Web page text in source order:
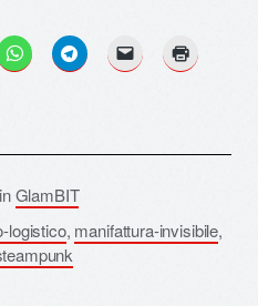
GlamBIT
logistico, manifattura-invisibile,